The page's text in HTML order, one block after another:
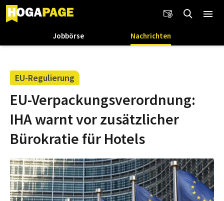
Jobbörse Nachrichten
EU-Regulierung
EU-Verpackungsverordnung:
IHA warnt vor zusätzlicher
Bürokratie für Hotels